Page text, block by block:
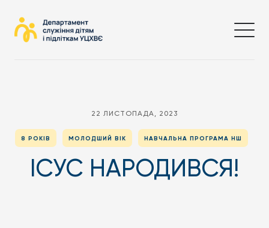
22 ЛИСТОПАДА, 2023
8 РОКІВ МОЛОДШИЙ ВІК НАВЧАЛЬНА ПРОГРАМА НШ
ІСУС НАРОДИВСЯ!